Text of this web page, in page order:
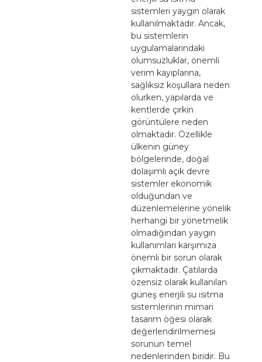
sistemleri yaygın olarak
kullanılmaktadır. Ancak,
bu sistemlerin
uygulamalarındaki
olumsuzluklar, önemli
verim kayıplarına,
sağlıksız koşullara neden
olurken, yapılarda ve
kentlerde çirkin
görüntülere neden
olmaktadır. Özellikle
ülkenin güney
bölgelerinde, doğal
dolaşımlı açık devre
sistemler ekonomik
olduğundan ve
düzenlemelerine yönelik
herhangi bir yönetmelik
olmadığından yaygın
kullanımları karşımıza
önemli bir sorun olarak
çıkmaktadır. Çatılarda
özensiz olarak kullanılan
güneş enerjili su ısıtma
sistemlerinin mimari
tasarım öğesi olarak
değerlendirilmemesi
sorunun temel
nedenlerinden biridir. Bu